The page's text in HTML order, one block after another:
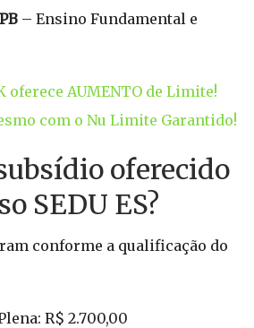
– Ensino Fundamental e
oferece AUMENTO de Limite!
com o Nu Limite Garantido!
oferecido
SEDU ES?
conforme a qualificação do
R$ 2.700,00